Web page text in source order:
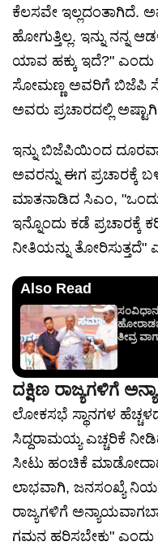
ಕೆಲಸವೇ ಇಲ್ಲದಂತಾಗಿದೆ.
ಹೋಗುತ್ತಿಲ್ಲ. ಇನ್ನು ನನ್ನ
ಯಾವ ಹಕ್ಕು ಇದೆ?" ಎಂದು
ಸೋಮಣ್ಣ ಅವರಿಗೆ ಬಿಜೆಪಿ
ಅವರು ಪ್ರಚಾರದಲ್ಲಿ
ಇನ್ನು ಬಿಜೆಪಿಯಿಂದ
ಅವರನ್ನು ಈಗ ಪ್ರಚಾರಕ್ಕೆ
ಮಾತನಾಡಿದ ಸಿಎಂ, "ಒಂದು
ಇನ್ನೊಂದು ಕಡೆ ಪ್ರಚಾರಕ್ಕೆ
ನೀತಿಯನ್ನು ತೋರಿಸುತ್ತದೆ"
Also Read
ತೀವ್ರ
ದಕ್ಷಿಣ ರಾಜ್ಯಗಳಿಗೆ
ಲೋಕಸಭೆ ಸ್ಥಾನಗಳ
ಸಿದ್ದರಾಮಯ್ಯ ಎಚ್ಚರಿಕೆ
ಸೀಟು ಹಂಚಿಕೆ
ಲಾಭವಾಗಿ, ಜನಸಂಖ್ಯೆ
ರಾಜ್ಯಗಳಿಗೆ
ಗಮನ ಹರಿಸಬೇಕು" ಎಂದು